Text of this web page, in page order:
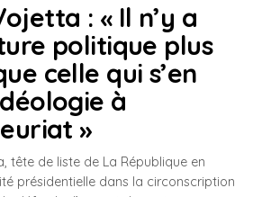
: « Il n’y a
politique plus
celle qui s’en
à
»
tête de liste de La République en
présidentielle dans la circonscription